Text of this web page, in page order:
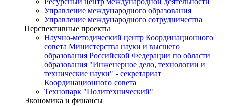
Управление международного образования
Управление международного сотрудничества
Перспективные проекты
Научно-методический центр Координационного
совета Министерства науки и высшего
образования Российской Федерации по области
образования "Инженерное дело, технологии и
технические науки" - секретариат
Координационного совета
Технопарк "Политехнический"
Экономика и финансы